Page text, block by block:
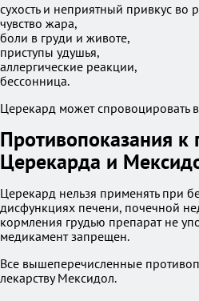
сухость и неприятный привкус во
чувство жара,
боли в груди и животе,
приступы удушья,
аллергические реакции,
бессонница.
Церекард может спровоцировать
Противопоказания
Церекарда и
Церекард нельзя применять при
дисфункциях печени, почечной
кормления грудью препарат не
медикамент запрещен.
Все вышеперечисленные
лекарству Мексидол.